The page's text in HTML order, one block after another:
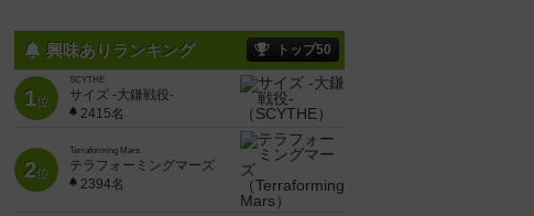
興味ありランキング トップ50
1位
SCYTHE
サイズ -大鎌戦役-
2415名
2位
Terraforming Mars
テラフォーミングマーズ
2394名